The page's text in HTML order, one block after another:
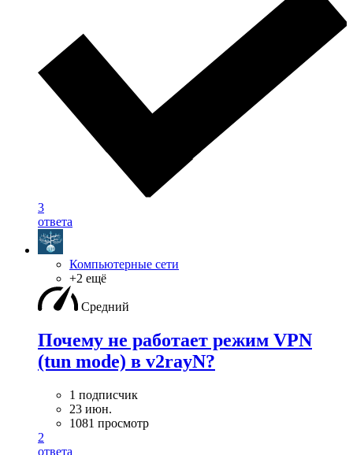
3
ответа
Компьютерные сети
+2 ещё
Средний
Почему не работает режим VPN
(tun mode) в v2rayN?
1 подписчик
23 июн.
1081 просмотр
2
ответа